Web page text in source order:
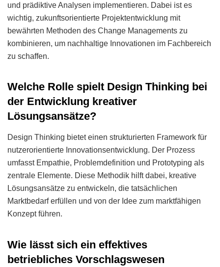
und prädiktive Analysen implementieren. Dabei ist es
wichtig, zukunftsorientierte Projektentwicklung mit
bewährten Methoden des Change Managements zu
kombinieren, um nachhaltige Innovationen im Fachbereich
zu schaffen.
Welche Rolle spielt Design Thinking bei
der Entwicklung kreativer
Lösungsansätze?
Design Thinking bietet einen strukturierten Framework für
nutzerorientierte Innovationsentwicklung. Der Prozess
umfasst Empathie, Problemdefinition und Prototyping als
zentrale Elemente. Diese Methodik hilft dabei, kreative
Lösungsansätze zu entwickeln, die tatsächlichen
Marktbedarf erfüllen und von der Idee zum marktfähigen
Konzept führen.
Wie lässt sich ein effektives
betriebliches Vorschlagswesen